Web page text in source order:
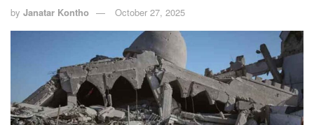
by Janatar Kontho October 27, 2025